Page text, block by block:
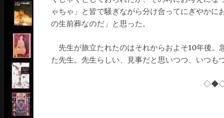
ゃちゃ」と皆で騒ぎながら分け合ってにぎやか
の生前葬なのだ」と思った。
先生が旅立たれたのはそれからおよそ10年後。
た先生。先生らしい、見事だと思いつつ、いつも